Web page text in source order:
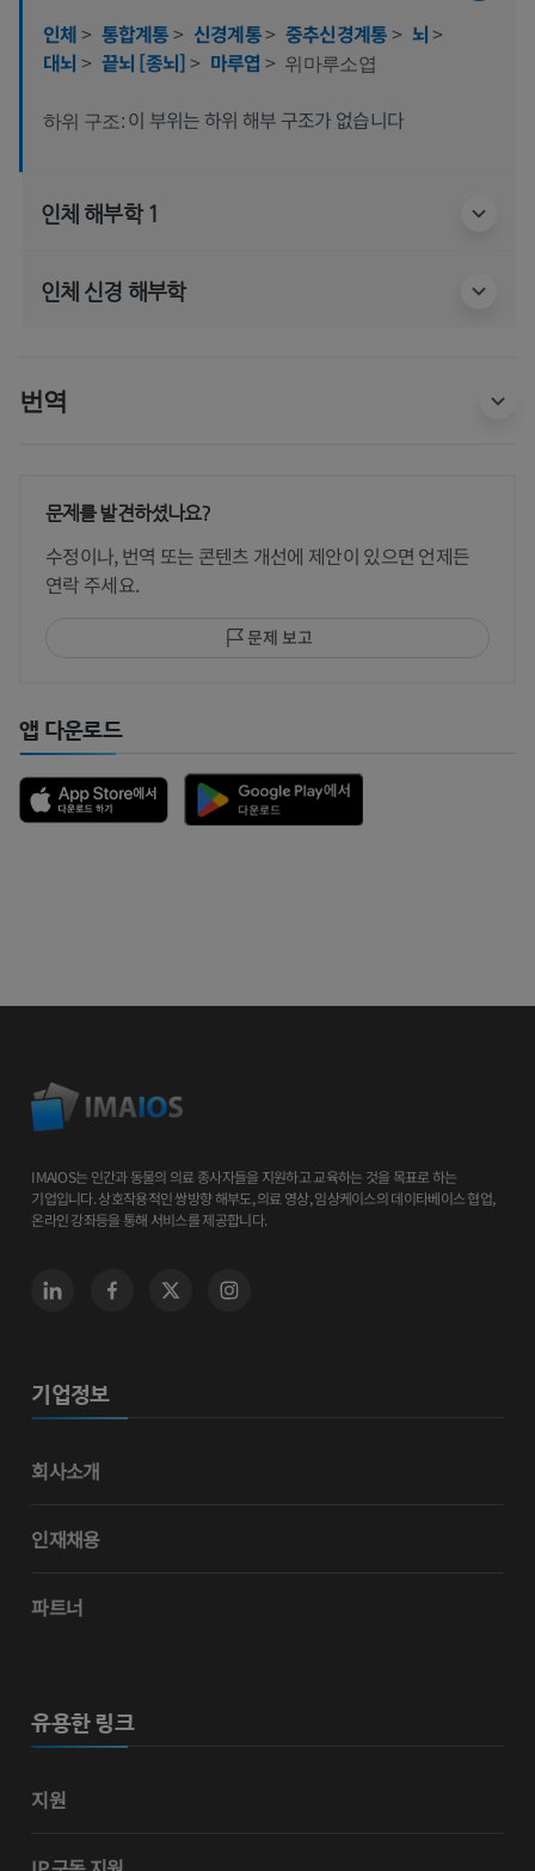
인체> 통합계통> 신경계통> 중추신경계통> 뇌>
대뇌 > 끝뇌 [종뇌]> 마루엽 > 위마루소엽
하위 구조: 이 부위는 하위 해부 구조가 없습니다
인체 해부학 1
인체 신경 해부학
번역
문제를 발견하셨나요?
수정이나, 번역 또는 콘텐츠 개선에 제안이 있으면 언제든
연락 주세요.
문제 보고
앱 다운로드
IMAIOS는 인간과 동물의 의료 종사자들을 지원하고 교육하는 것을 목표로 하는
기업입니다. 상호작용적인 쌍방향 해부도, 의료 영상, 임상케이스의 데이타베이스 협업,
온라인 강좌등을 통해 서비스를 제공합니다.
기업정보
회사소개
인재채용
파트너
유용한 링크
지원